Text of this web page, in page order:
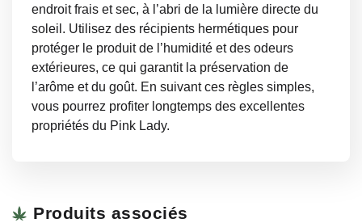
endroit frais et sec, à l’abri de la lumière directe du
soleil. Utilisez des récipients hermétiques pour
protéger le produit de l’humidité et des odeurs
extérieures, ce qui garantit la préservation de
l’arôme et du goût. En suivant ces règles simples,
vous pourrez profiter longtemps des excellentes
propriétés du Pink Lady.
Produits associés